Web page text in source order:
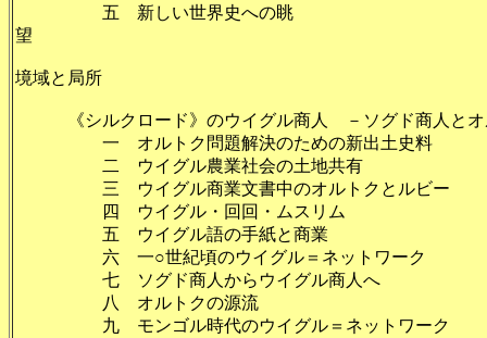
五 新しい世界史への眺
望
境域と局所
《シルクロード》のウイグル商人 －ソグド商人とオ
一 オルトク問題解決のための新出土
二 ウイグル農業社会の土地
三 ウイグル商業文書中のオルトクとル
四 ウイグル・回回・ムス
五 ウイグル語の手紙と
六 一○世紀頃のウイグル＝ネットワ
七 ソグド商人からウイグル商
八 オルトクの源
九 モンゴル時代のウイグル＝ネットワ